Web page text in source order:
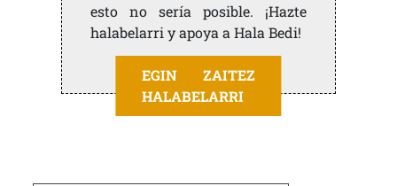
esto no sería posible. ¡Hazte
halabelarri y apoya a Hala Bedi!
EGIN ZAITEZ
HALABELARRI